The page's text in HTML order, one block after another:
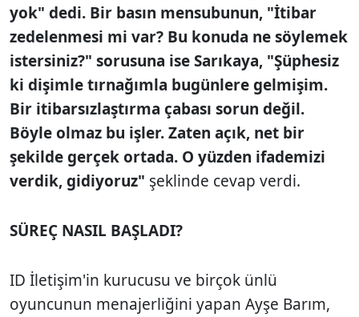
yok" dedi. Bir basın mensubunun, "İtibar
zedelenmesi mi var? Bu konuda ne söylemek
istersiniz?" sorusuna ise Sarıkaya, "Şüphesiz
ki dişimle tırnağımla bugünlere gelmişim.
Bir itibarsızlaştırma çabası sorun değil.
Böyle olmaz bu işler. Zaten açık, net bir
şekilde gerçek ortada. O yüzden ifademizi
verdik, gidiyoruz" şeklinde cevap verdi.
SÜREÇ NASIL BAŞLADI?
ID İletişim'in kurucusu ve birçok ünlü
oyuncunun menajerliğini yapan Ayşe Barım,